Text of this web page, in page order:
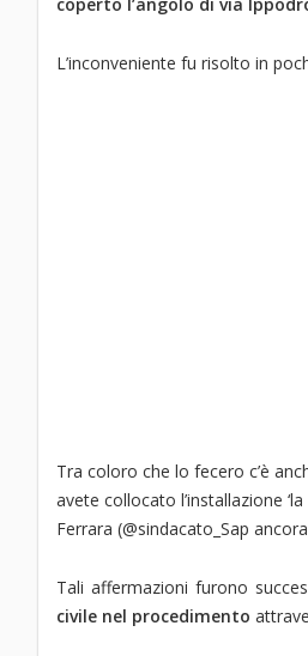
L’inconveniente fu risolto in
Tra coloro che lo fecero c’è
avete collocato l’installazione
Ferrara (@sindacato_Sap
Tali affermazioni furono
civile nel procedimento